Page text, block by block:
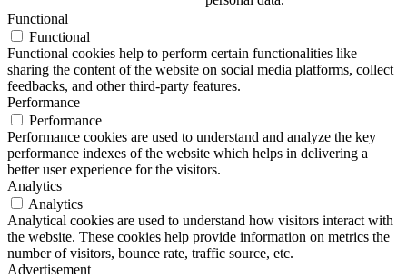
Functional
Functional
Functional cookies help to perform certain functionalities like
sharing the content of the website on social media platforms, collect
feedbacks, and other third-party features.
Performance
Performance
Performance cookies are used to understand and analyze the key
performance indexes of the website which helps in delivering a
better user experience for the visitors.
Analytics
Analytics
Analytical cookies are used to understand how visitors interact with
the website. These cookies help provide information on metrics the
number of visitors, bounce rate, traffic source, etc.
Advertisement